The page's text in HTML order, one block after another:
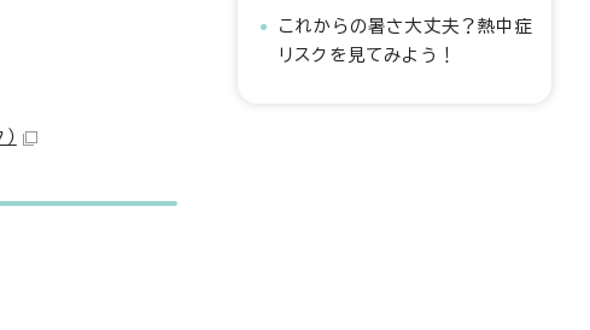
これからの暑さ大丈夫？熱中症
リスクを見てみよう！